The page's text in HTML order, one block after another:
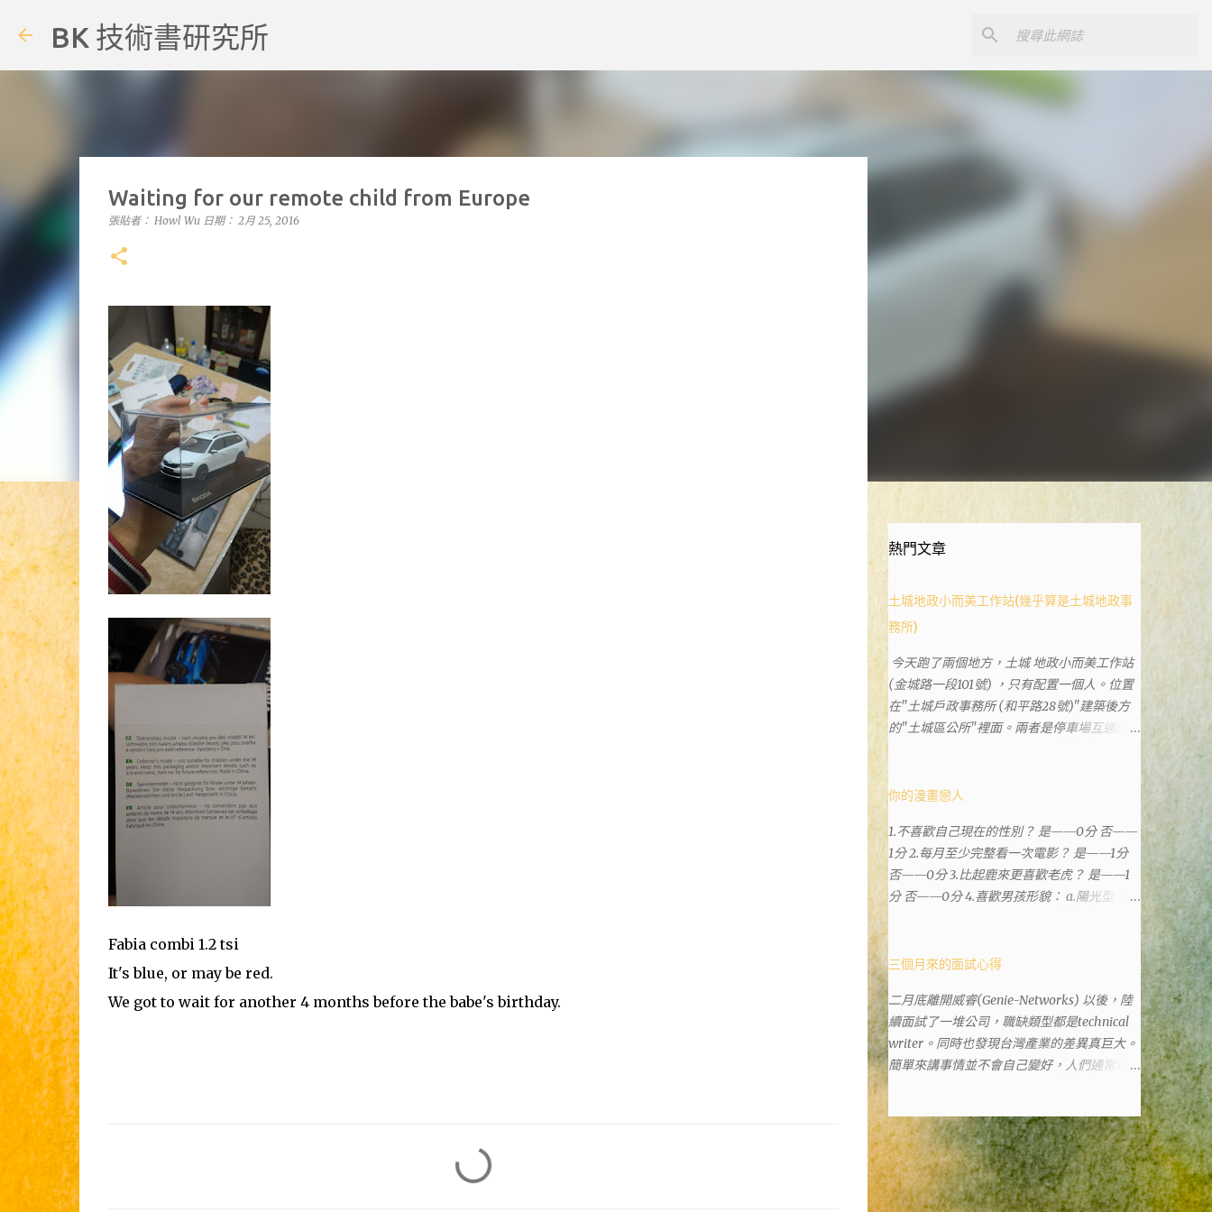
BK 技術書研究所
Waiting for our remote child from Europe
張貼者： Howl Wu 日期： 2月 25, 2016
Fabia combi 1.2 tsi
It's blue, or may be red.
We got to wait for another 4 months before the babe's birthday.
熱門文章
土城地政小而美工作站(幾乎算是土城地政事
務所)
今天跑了兩個地方，土城 地政小而美工作站
(金城路一段101號) ，只有配置一個人。位置
在"土城戶政事務所 (和平路28號)"建築後方
的"土城區公所"裡面。兩者是停車場互通的，
所等建築。所以都在一塊，但你可能會走錯大
政也配置在戶政事務所裡面。但其實 土城沒
有正式的地政事務所，只有地政小而美工作站
，也已經能處理大部分需求。我是因為有了法
院公文才拿到了第三類謄本的紀錄，看到以後
那不被承認、有問題的幽靈合約恐怕還調不到
資源。但我不知道審判時法官會不會去調閱這
些資料。因為沒把握每個法官或檢察官都公正
細心，在案牘勞形中，會願意為了這種小人物
受害案件去挖出更大的黑幕。 辦理人員非常
專業熱心，也非常忙碌。還告訴我目前需要的
關鍵特定檔案(原案登記簿案件，接露轉手時
務所 )去取得。不過實際到了現場發現還是需
要法院的正式行文才可以拿到這些檔案，因為
我並非權利人，只是被捲入事件的租客。 在
這過程中我覺得很像行走於沙漠的求生者，在
一個小綠洲受到指引要繼續往某個方向才能脫
你的漫畫戀人
1.不喜歡自己現在的性別？ 是——0分 否——
1分 2.每月至少完整看一次電影？ 是——1分
否——0分 3.比起鹿來更喜歡老虎？ 是——1
分 否——0分 4.喜歡男孩形貌： a.陽光型，很
可愛——4分 5.喜歡女孩形貌： a.楚楚動人，
溫柔體貼——4分 b.性感成熟嫵媚——2分 c.明
麗高貴的大家閨秀－3分 d.頹廢另類狂放——1
分 6.希望戀人的姓氏： a.大眾化——1分 b.罕
見，古色古香的複姓——2分 c.配上名字動聽
——4分 d.叫什麼都無所謂——3分 7.下列活動
喜歡參加： a.整場籃球比賽——1分 b.打一下
午檯球——3分 c.正式的舞會——4分 d.猜謎或
搶答——2分 8.橡皮與立可白，更常用： 橡皮
——1分 立可白——0分 9.喜歡下列哪一種顏
色搭配： a.紅加黑——1分 b.金加銀——2分 c.
粉加白——4分 d.粉加灰——3分 10.有多少特
三個月來的面試心得
二月底離開威睿(Genie-Networks) 以後，陸
續面試了一堆公司，職缺類型都是technical
writer。同時也發現台灣產業的差異真巨大。
簡單來講事情並不會自己變好，人們通常都是
不斷無視後變壞，不論是我自己對健康和家庭
是這樣。 (因為我原本預計離開威睿的時間是
八月左右，這個時間比我預期的早了半年。感
謝某個腦袋不清楚的R大股東兼被冰凍的主
管，減少了我會繼續在這間公司浪費掉的生